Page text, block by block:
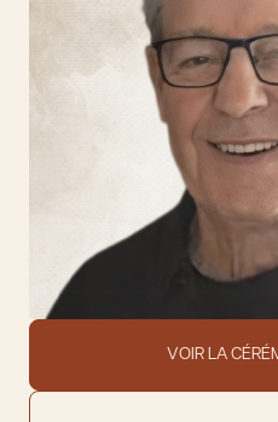
VOIR LA